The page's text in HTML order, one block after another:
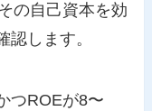
の自己資本を効
します。
つROEが8〜